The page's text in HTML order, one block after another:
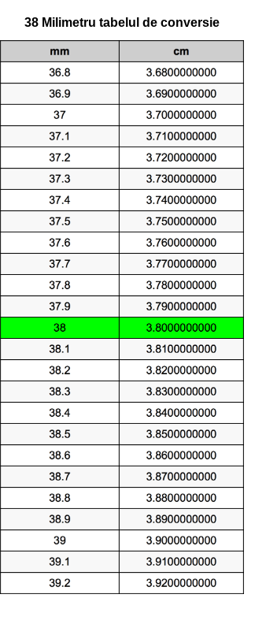
38 Milimetru tabelul de conversie